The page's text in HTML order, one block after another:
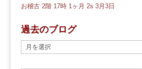
お稽古 2階 17時 1ヶ月 2s 3月3日
過去のブログ
去